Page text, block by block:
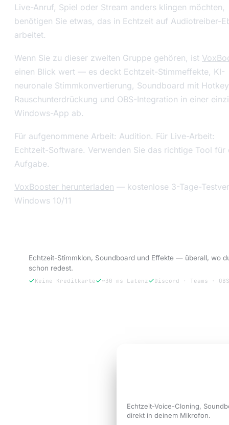
Live-Anruf, Spiel oder Stream anders klingen möchten,
benötigen Sie etwas, das in Echtzeit auf Audiotreiber-
arbeitet.
Wenn Sie zu dieser zweiten Gruppe gehören, ist
einen Blick wert — es deckt Echtzeit-Stimmeffekte, KI-
neuronale Stimmkonvertierung, Soundboard mit
Rauschunterdrückung und OBS-Integration in einer
Windows-App ab.
Für aufgenommene Arbeit: Audition. Für Live-Arbeit:
Echtzeit-Software. Verwenden Sie das richtige Tool für
Aufgabe.
VoxBooster herunterladen — kostenlose 3-Tage-
Windows 10/11
Echtzeit-Stimmklon, Soundboard und Effekte — überall, wo
schon redest.
Keine Kreditkarte ~30 ms Latenz Discord · Teams · OBS
Echtzeit-Voice-Cloning,
direkt in deinem Mikrofon.